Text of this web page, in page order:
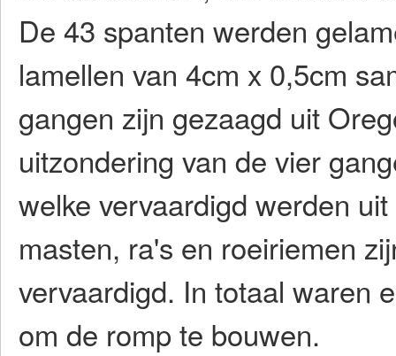
De 43 spanten werden
lamellen van 4cm x 0,5cm
gangen zijn gezaagd uit
uitzondering van de vier
welke vervaardigd werden
masten, ra's en roeiriemen
vervaardigd. In totaal waren
om de romp te bouwen.